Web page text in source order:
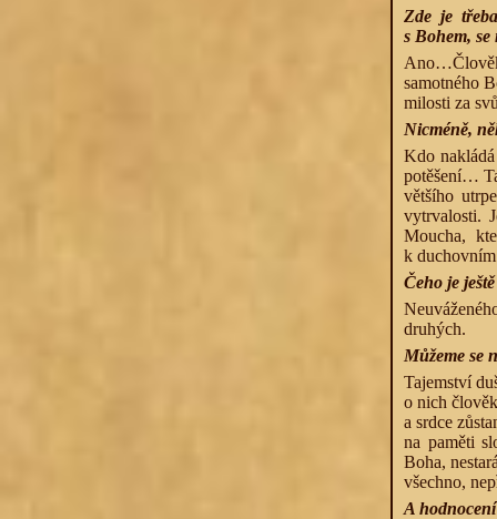
Zde je
s Bohem,
samotného
milosti za
Nicméně,
Kdo
potěšení…
většího
vytrvalosti.
Moucha,
k
Čeho je
druhých.
Můžeme se
Tajemství
o nich
a srdce
na paměti
Boha,
všechno,
A